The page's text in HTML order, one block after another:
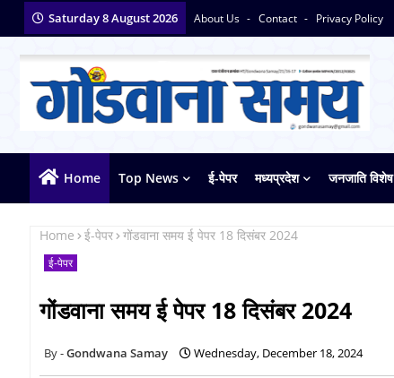
Saturday 8 August 2026 About Us Contact Privacy Policy
Home Top News ई-पेपर मध्यप्रदेश जनजाति विशेष
Home ई-पेपर गोंडवाना समय ई पेपर 18 दिसंबर 2024
ई-पेपर
गोंडवाना समय ई पेपर 18 दिसंबर 2024
Gondwana Samay Wednesday, December 18, 2024